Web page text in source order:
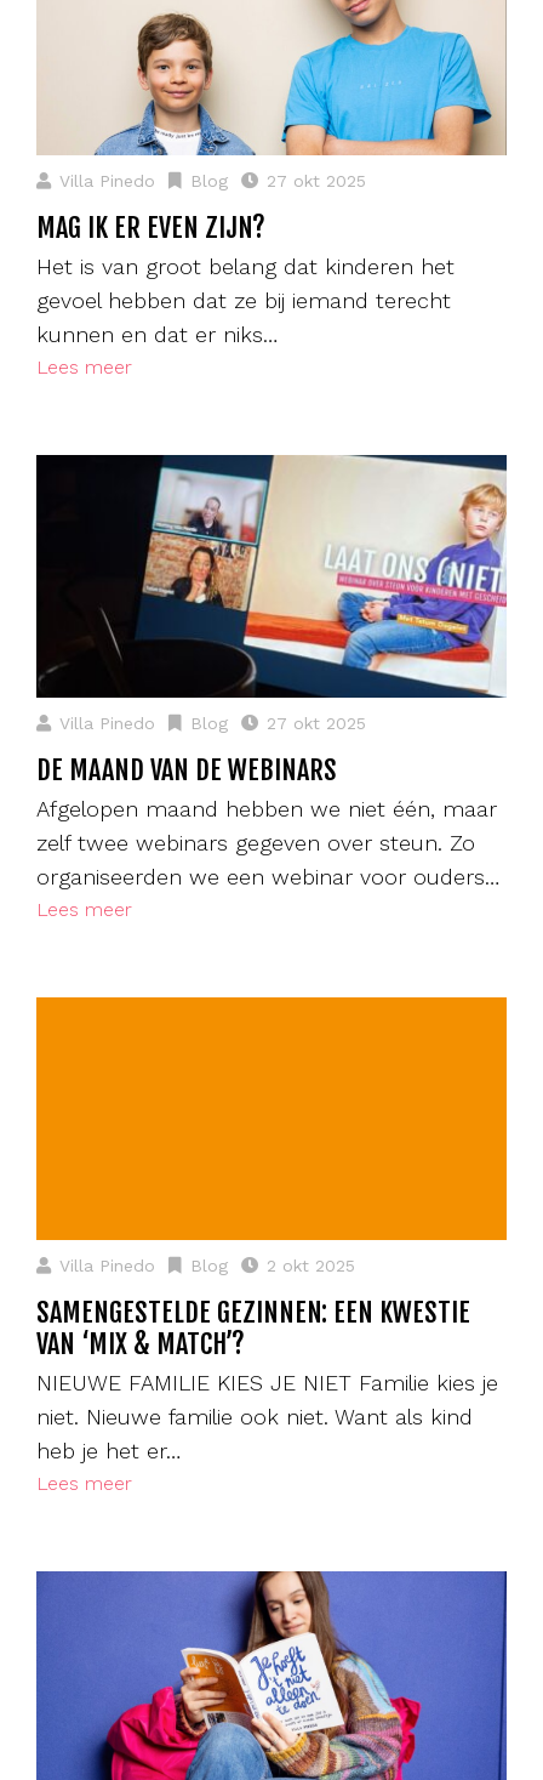
Villa Pinedo Blog 27 okt 2025
MAG IK ER EVEN ZIJN?
Het is van groot belang dat kinderen het
gevoel hebben dat ze bij iemand terecht
kunnen en dat er niks…
Lees meer
Villa Pinedo Blog 27 okt 2025
DE MAAND VAN DE WEBINARS
Afgelopen maand hebben we niet één, maar
zelf twee webinars gegeven over steun. Zo
organiseerden we een webinar voor ouders…
Lees meer
Villa Pinedo Blog 2 okt 2025
SAMENGESTELDE GEZINNEN: EEN KWESTIE
VAN ‘MIX & MATCH’?
NIEUWE FAMILIE KIES JE NIET Familie kies je
niet. Nieuwe familie ook niet. Want als kind
heb je het er…
Lees meer